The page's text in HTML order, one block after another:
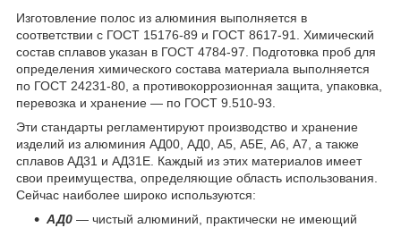
Изготовление полос из алюминия выполняется в
соответствии с ГОСТ 15176-89 и ГОСТ 8617-91. Химический
состав сплавов указан в ГОСТ 4784-97. Подготовка проб для
определения химического состава материала выполняется
по ГОСТ 24231-80, а противокоррозионная защита, упаковка,
перевозка и хранение — по ГОСТ 9.510-93.
Эти стандарты регламентируют производство и хранение
изделий из алюминия АД00, АД0, А5, А5Е, А6, А7, а также
сплавов АД31 и АД31Е. Каждый из этих материалов имеет
свои преимущества, определяющие область использования.
Сейчас наиболее широко используются:
АД0 — чистый алюминий, практически не имеющий